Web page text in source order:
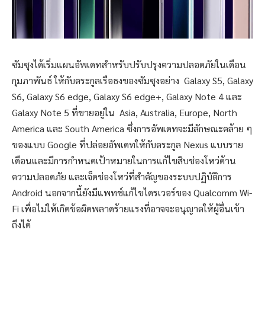
ซัมซุงได้เริ่มแผนอัพเดทสำหรับปรับปรุงความปลอดภัยในเดือน
กุมภาพันธ์ ให้กับตระกูลเรือธงของซัมซุงอย่าง Galaxy S5, Galaxy
S6, Galaxy S6 edge, Galaxy S6 edge+, Galaxy Note 4 และ
Galaxy Note 5 ที่ขายอยู่ใน Asia, Australia, Europe, North
America และ South America ซึ่งการอัพเดทจะมีลักษณะคล้าย ๆ
ของแบบ Google ที่ปล่อยอัพเดทให้กับตระกูล Nexus แบบราย
เดือนและมีการกำหนดเป้าหมายในการแก้ไขสิบช่องโหว่ด้าน
ความปลอดภัย และเจ็ดช่องโหว่ที่สำคัญของระบบปฏิบัติการ
Android นอกจากนี้ยังมีแพทช์แก้ไขไดรเวอร์ของ Qualcomm Wi-
Fi เพื่อไม่ให้เกิดข้อผิดพลาดร้ายแรงที่อาจจะอนุญาตให้ผู้อื่นเข้า
ถึงได้